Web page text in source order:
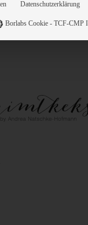
Datenschutzerklärung
Borlabs Cookie - TCF-CMP